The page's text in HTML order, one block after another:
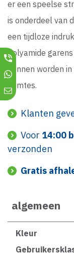
er een speelse
is onderdeel van
een tijdloze
Polyamide
kunnen worden
ruimtes.
Klanten
Voor 14:00
verzonden
Gratis
algemeen
Kleur